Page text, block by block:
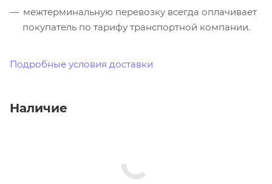
межтерминальную перевозку всегда оплачивает
покупатель по тарифу транспортной компании.
Подробные условия доставки
Наличие